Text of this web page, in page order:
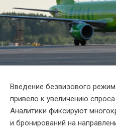
Введение безвизового
привело к увеличению
Аналитики фиксируют
и бронирований на